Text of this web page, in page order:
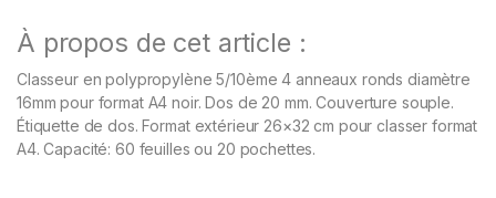
À propos de cet article :
Classeur en polypropylène 5/10ème 4 anneaux ronds diamètre
16mm pour format A4 noir. Dos de 20 mm. Couverture souple.
Étiquette de dos. Format extérieur 26×32 cm pour classer format
A4. Capacité: 60 feuilles ou 20 pochettes.